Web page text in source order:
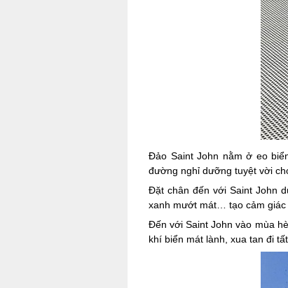
Đảo Saint John nằm ở eo
đường nghỉ dưỡng tuyệt vời
Đặt chân đến với Saint John
xanh mướt mát… tạo cảm giác
Đến với Saint John vào mùa
khí biển mát lành, xua tan đi